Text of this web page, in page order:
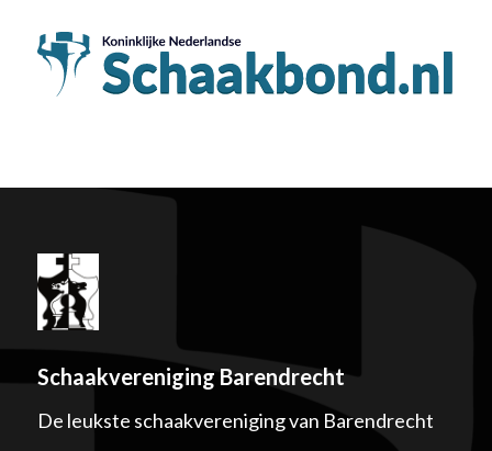
Schaakvereniging Barendrecht
De leukste schaakvereniging van Barendrecht